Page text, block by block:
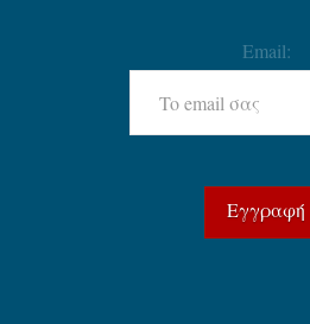
Email: